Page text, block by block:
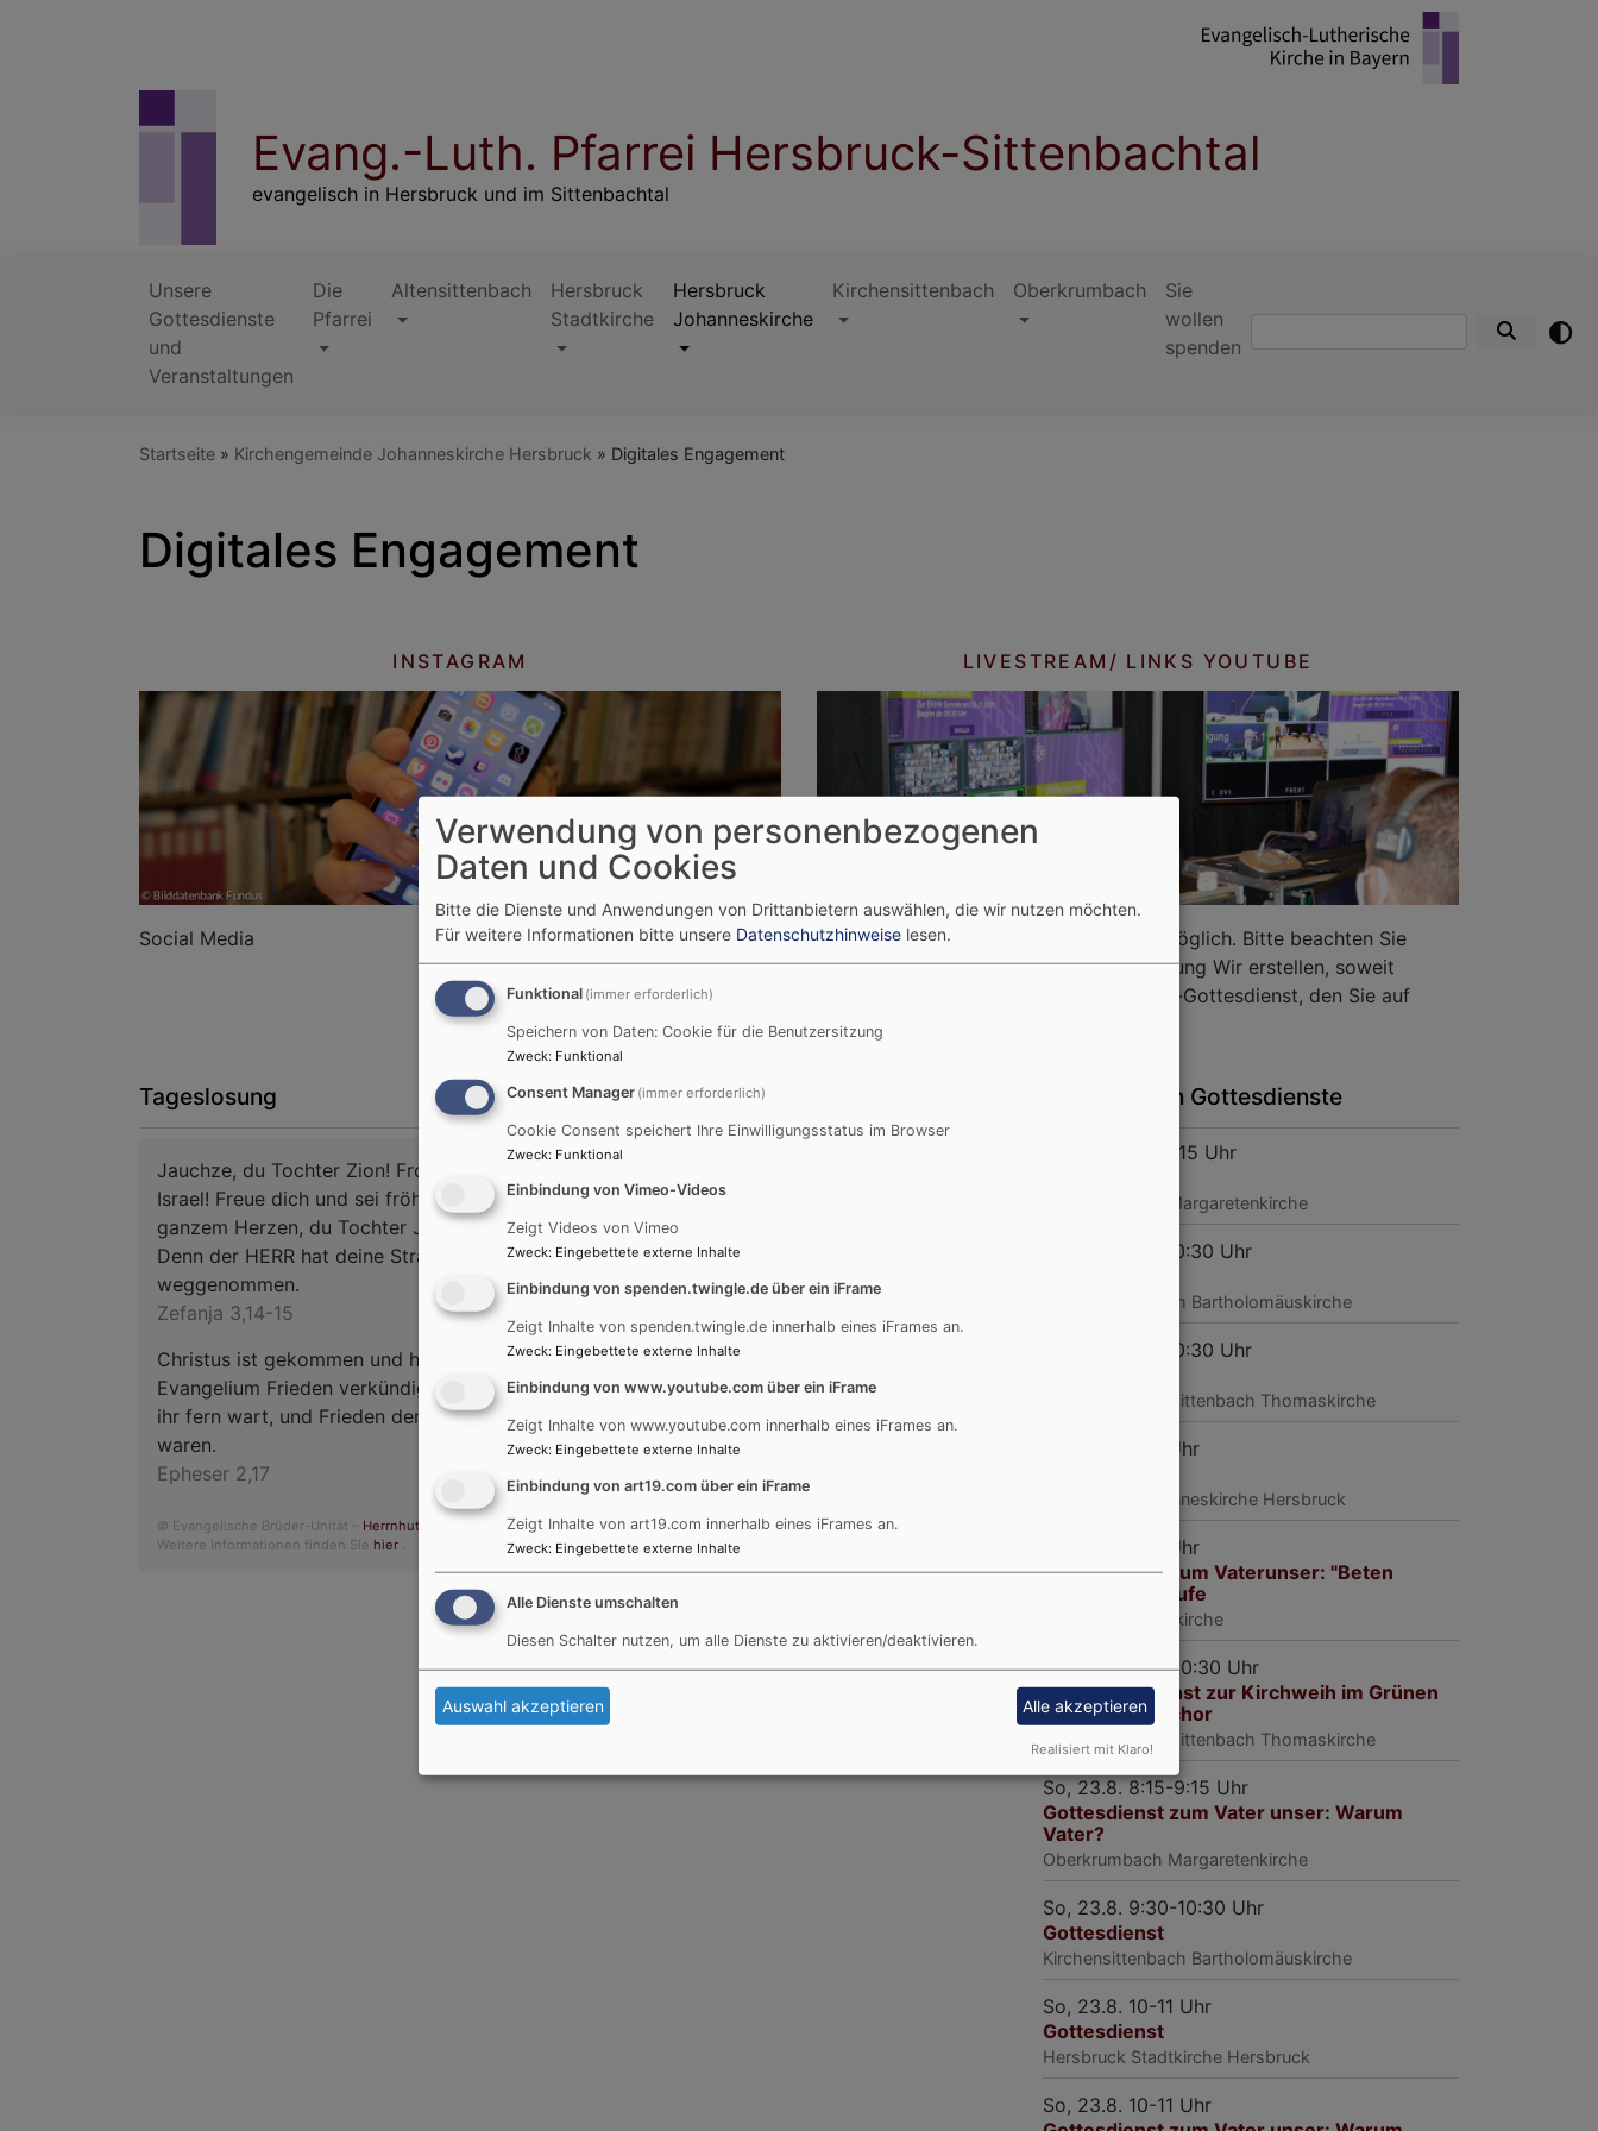
Evang.-Luth. Pfarrei Hersbruck-Sittenbachtal
evangelisch in Hersbruck und im Sittenbachtal
Hauptnavigation
Unsere
Gottesdienste
und
Veranstaltungen
Die
Pfarrei
Altensittenbach
Hersbruck
Stadtkirche
Hersbruck
Johanneskirche
Kirchensittenbach Oberkrumbach
Sie
wollen
spenden
Startseite Kirchengemeinde Johanneskirche Hersbruck Digitales Engagement
Digitales Engagement
INSTAGRAM
Social Media
LIVESTREAM/ LINKS YOUTUBE
Änderungen im Gottesdienstplan sind möglich. Bitte beachten Sie
freitags den Kirchenanzeiger in der Zeitung Wir erstellen, soweit
möglich, für jeden Sonntag einen Online-Gottesdienst, den Sie auf
Tageslosung
Jauchze, du Tochter Zion! Frohlocke,
Israel! Freue dich und sei fröhlich von
ganzem Herzen, du Tochter Jerusalem!
Denn der HERR hat deine Strafe
weggenommen.
Zefanja 3,14-15
Christus ist gekommen und hat im
Evangelium Frieden verkündigt euch, die
ihr fern wart, und Frieden denen, die nahe
waren.
Epheser 2,17
© Evangelische Brüder-Unität – Herrnhuter Brüdergemeine
Weitere Informationen finden Sie hier .
Podcast „kurz &gut“
Externe Inhalte von art19.com anzeigen?
Datenschutzeinstellungen verwalten
Die nächsten Gottesdienste
So, 9.8. 8:15-9:15 Uhr
Margaretenkirche
So, 9.8. 9:30-10:30 Uhr
Kirchensittenbach Bartholomäuskirche
So, 9.8. 9:30-10:30 Uhr
Altensittenbach Thomaskirche
So, 9.8. 10-11 Uhr
Johanneskirche Hersbruck
So, 9.8. 10-11 Uhr
Gottesdienst zum Vaterunser: "Beten
lernen", mit Taufe
Spitalkirche
So, 16.8. 9:30-10:30 Uhr
Festgottesdienst zur Kirchweih im Grünen
mit Posaunenchor
Hersbruck Altensittenbach Thomaskirche
So, 23.8. 8:15-9:15 Uhr
Gottesdienst zum Vater unser: Warum
Vater?
Oberkrumbach Margaretenkirche
So, 23.8. 9:30-10:30 Uhr
Gottesdienst
Kirchensittenbach Bartholomäuskirche
So, 23.8. 10-11 Uhr
Gottesdienst
Hersbruck Stadtkirche Hersbruck
So, 23.8. 10-11 Uhr
Verwendung von personenbezogenen
Daten und Cookies
Bitte die Dienste und Anwendungen von Drittanbietern auswählen, die wir nutzen möchten.
Für weitere Informationen bitte unsere Datenschutzhinweise lesen.
Funktional (immer erforderlich)
Speichern von Daten: Cookie für die Benutzersitzung
Zweck: Funktional
Consent Manager (immer erforderlich)
Cookie Consent speichert Ihre Einwilligungsstatus im Browser
Zweck: Funktional
Einbindung von Vimeo-Videos
Zeigt Videos von Vimeo
Zweck: Eingebettete externe Inhalte
Einbindung von spenden.twingle.de über ein iFrame
Zeigt Inhalte von spenden.twingle.de innerhalb eines iFrames an.
Zweck: Eingebettete externe Inhalte
Einbindung von www.youtube.com über ein iFrame
Zeigt Inhalte von www.youtube.com innerhalb eines iFrames an.
Zweck: Eingebettete externe Inhalte
Einbindung von art19.com über ein iFrame
Zeigt Inhalte von art19.com innerhalb eines iFrames an.
Zweck: Eingebettete externe Inhalte
Alle Dienste umschalten
Diesen Schalter nutzen, um alle Dienste zu aktivieren/deaktivieren.
Auswahl akzeptieren Alle akzeptieren
Realisiert mit Klaro!